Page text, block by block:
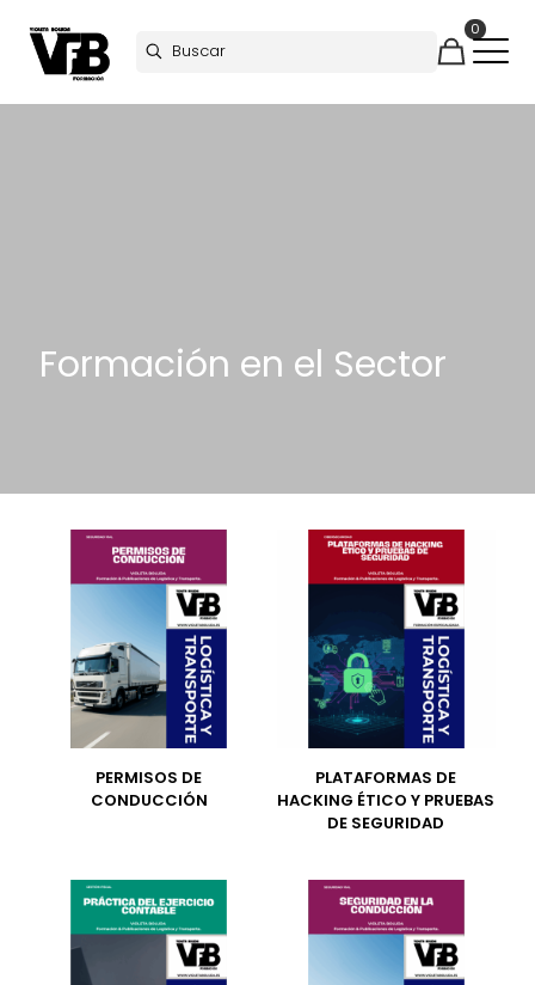
0
Formación en el Sector
PERMISOS DE
CONDUCCIÓN
PLATAFORMAS DE
HACKING ÉTICO Y PRUEBAS
DE SEGURIDAD